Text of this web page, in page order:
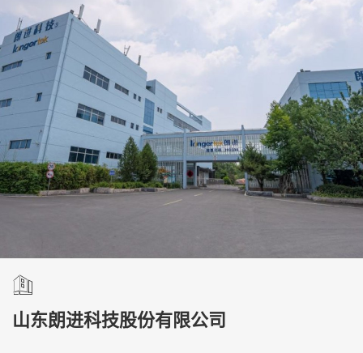
山东朗进科技股份有限公司